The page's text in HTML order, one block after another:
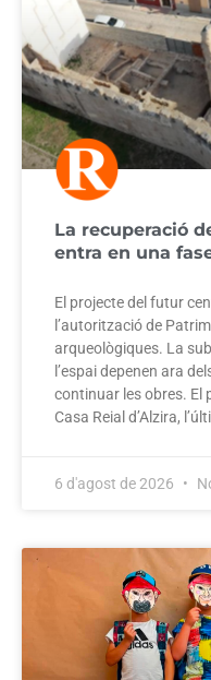
La recuperació
entra en una
El projecte del futur
l’autorització de
arqueològiques. La
l’espai depenen ara
continuar les obres. El
Casa Reial d’Alzira,
6 d'agost de 2026